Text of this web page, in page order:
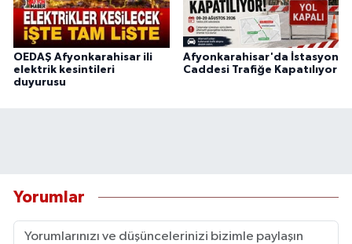
OEDAŞ Afyonkarahisar ili
elektrik kesintileri
duyurusu
Afyonkarahisar'da İstasyon
Caddesi Trafiğe Kapatılıyor
Yorumlar